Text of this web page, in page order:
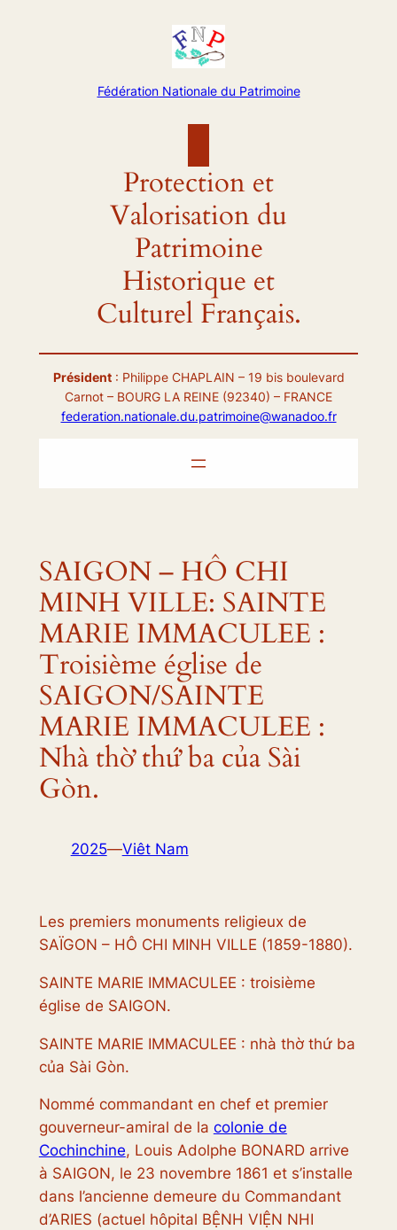
Fédération Nationale du Patrimoine
Protection et
Valorisation du
Patrimoine
Historique et
Culturel Français.
Président: Philippe CHAPLAIN – 19 bis boulevard
Carnot – BOURG LA REINE (92340) – FRANCE
federation.nationale.du.patrimoine@wanadoo.fr
SAIGON – HÔ CHI
MINH VILLE: SAINTE
MARIE IMMACULEE :
Troisième église de
SAIGON/SAINTE
MARIE IMMACULEE :
Nhà thờ thứ ba của Sài
Gòn.
2025—Viêt Nam
Les premiers monuments religieux de
SAÏGON – HÔ CHI MINH VILLE (1859-1880).
SAINTE MARIE IMMACULEE : troisième
église de SAIGON.
SAINTE MARIE IMMACULEE : nhà thờ thứ ba
của Sài Gòn.
Nommé commandant en chef et premier
gouverneur-amiral de la colonie de
Cochinchine, Louis Adolphe BONARD arrive
à SAIGON, le 23 novembre 1861 et s’installe
dans l’ancienne demeure du Commandant
d’ARIES (actuel hôpital BỆNH VIỆN NHI